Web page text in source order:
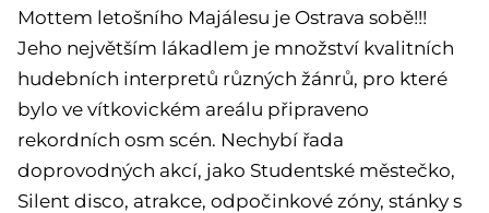
Mottem letošního Majálesu je Ostrava sobě!!!
Jeho největším lákadlem je množství kvalitních
hudebních interpretů různých žánrů, pro které
bylo ve vítkovickém areálu připraveno
rekordních osm scén. Nechybí řada
doprovodných akcí, jako Studentské městečko,
Silent disco, atrakce, odpočinkové zóny, stánky s